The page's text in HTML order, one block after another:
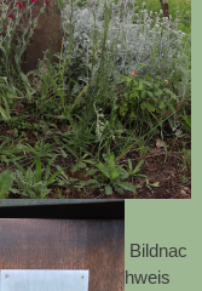
Bildnac
hweis